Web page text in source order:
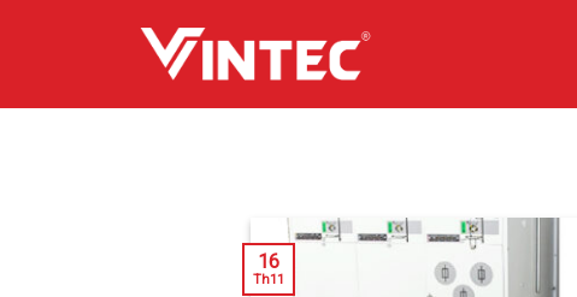
16
Th11